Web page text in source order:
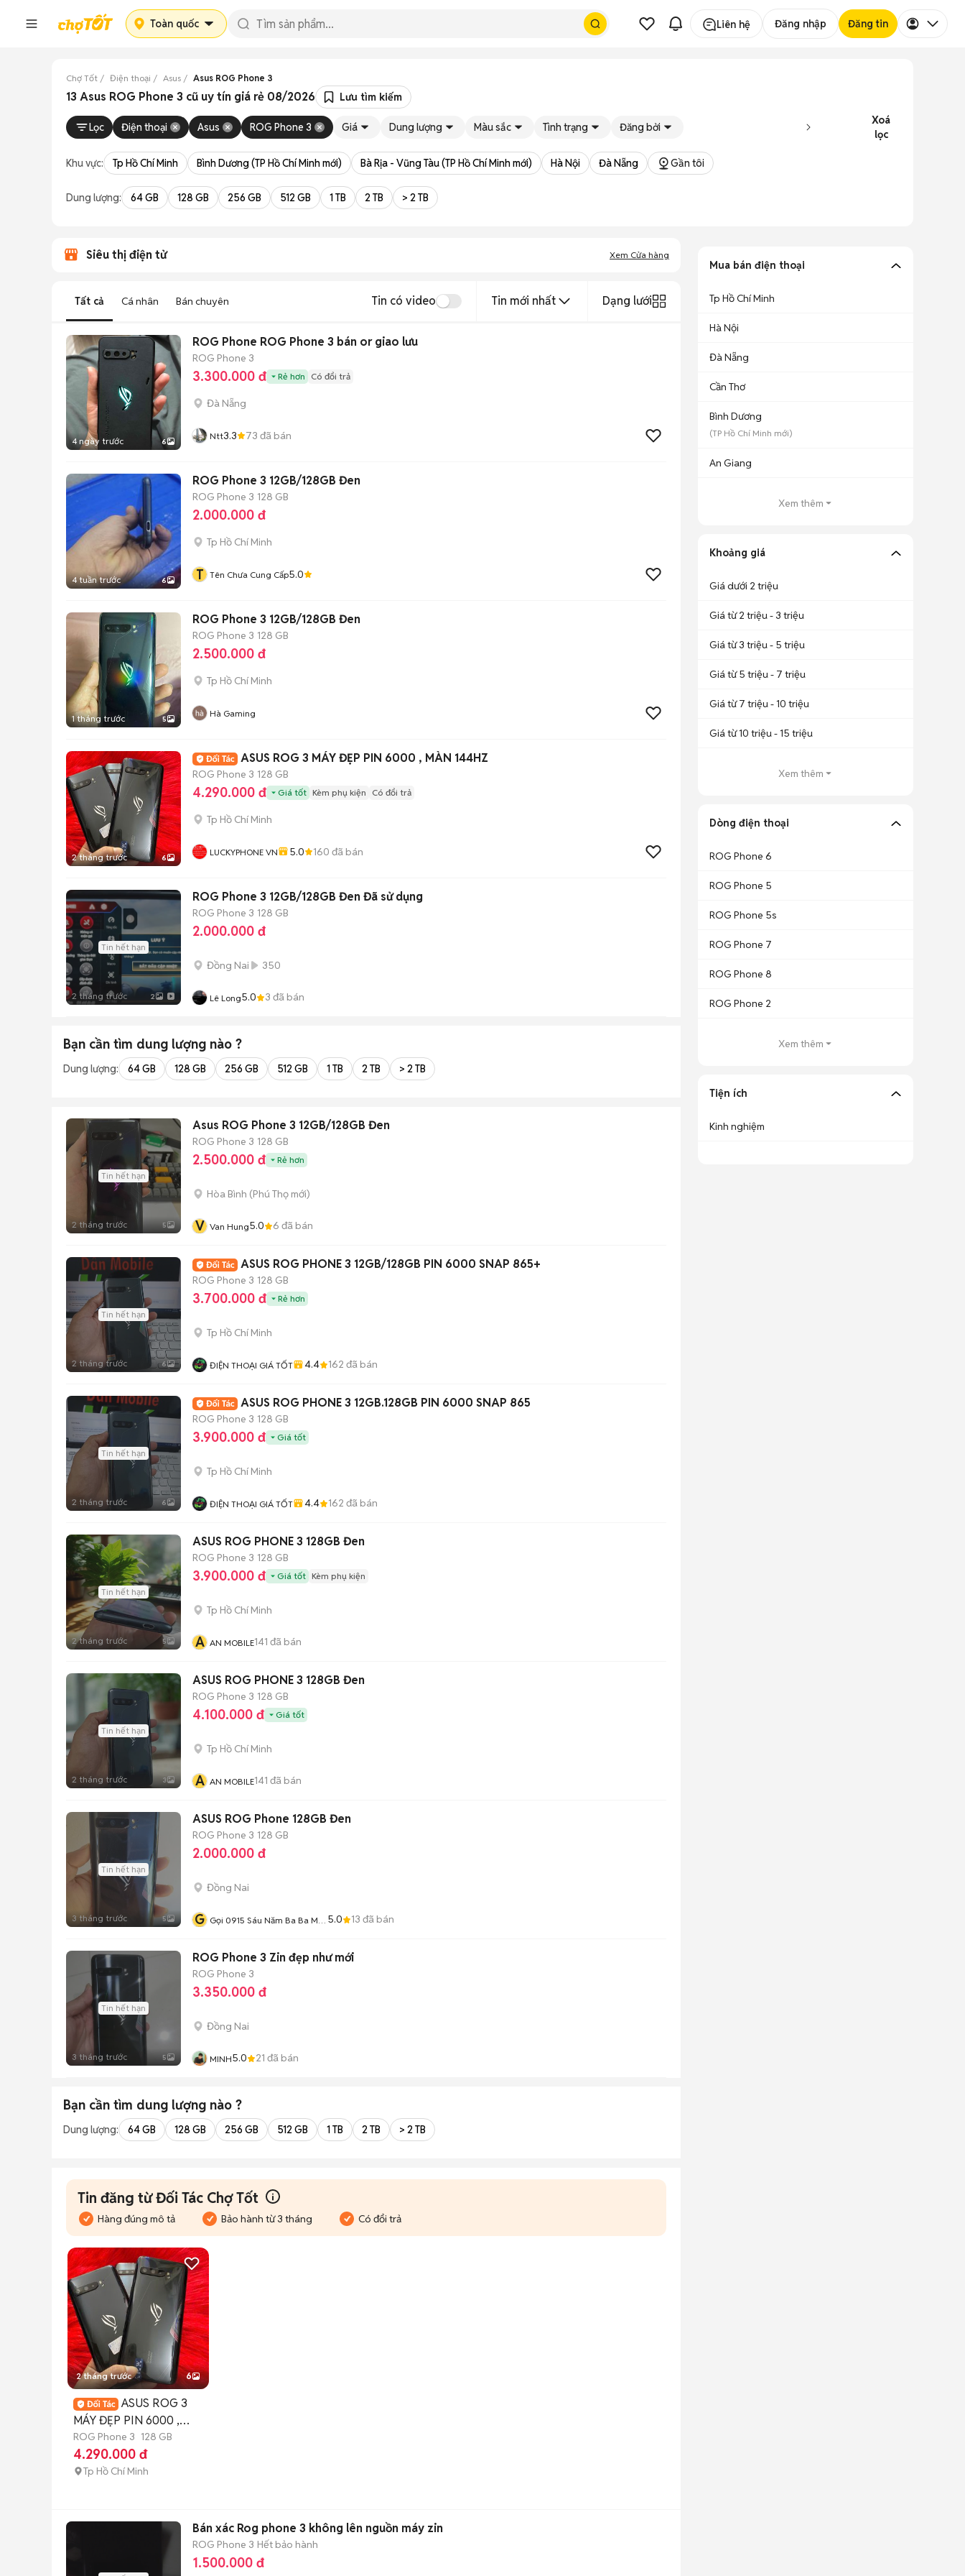
Toàn quốc Liên hệ Đăng nhập Đăng tin
Chợ Tốt Điện thoại Asus Asus ROG Phone 3
13 Asus ROG Phone 3 cũ uy tín giá rẻ 08/2026 Lưu tìm kiếm
Lọc Điện thoại Asus ROG Phone 3 Giá Dung lượng Màu sắc Tình trạng Đăng bởi
Xoá
lọc
Khu vực: Tp Hồ Chí Minh Bình Dương (TP Hồ Chí Minh mới) Bà Rịa - Vũng Tàu (TP Hồ Chí Minh mới) Hà Nội Đà Nẵng Gần tôi
Dung lượng: 64 GB 128 GB 256 GB 512 GB 1 TB 2 TB > 2 TB
Siêu thị điện tử Xem Cửa hàng
Tất cả Cá nhân Bán chuyên Tin có video Tin mới nhất Dạng lưới
4 ngày trước 6
ROG Phone ROG Phone 3 bán or giao lưu
ROG Phone 3
3.300.000 đ Rẻ hơn Có đổi trả
Đà Nẵng
Ntt3.3 73 đã bán
4 tuần trước 6
ROG Phone 3 12GB/128GB Đen
ROG Phone 3 128 GB
2.000.000 đ
Tp Hồ Chí Minh
T Tên Chưa Cung Cấp5.0
1 tháng trước 5
ROG Phone 3 12GB/128GB Đen
ROG Phone 3 128 GB
2.500.000 đ
Tp Hồ Chí Minh
Hà Gaming
2 tháng trước 6
ASUS ROG 3 MÁY ĐẸP PIN 6000 , MÀN 144HZ
ROG Phone 3 128 GB
4.290.000 đ Giá tốt Kèm phụ kiện Có đổi trả
Tp Hồ Chí Minh
LUCKYPHONE VN 5.0 160 đã bán
Tin hết hạn
2 tháng trước 2
ROG Phone 3 12GB/128GB Đen Đã sử dụng
ROG Phone 3 128 GB
2.000.000 đ
Đồng Nai 350
Lê Long5.0 3 đã bán
Bạn cần tìm dung lượng nào ?
Dung lượng: 64 GB 128 GB 256 GB 512 GB 1 TB 2 TB > 2 TB
Tin hết hạn
2 tháng trước 5
Asus ROG Phone 3 12GB/128GB Đen
ROG Phone 3 128 GB
2.500.000 đ Rẻ hơn
Hòa Bình (Phú Thọ mới)
V Van Hung5.0 6 đã bán
Tin hết hạn
2 tháng trước 6
ASUS ROG PHONE 3 12GB/128GB PIN 6000 SNAP 865+
ROG Phone 3 128 GB
3.700.000 đ Rẻ hơn
Tp Hồ Chí Minh
ĐIỆN THOẠI GIÁ TỐT 4.4 162 đã bán
Tin hết hạn
2 tháng trước 6
ASUS ROG PHONE 3 12GB.128GB PIN 6000 SNAP 865
ROG Phone 3 128 GB
3.900.000 đ Giá tốt
Tp Hồ Chí Minh
ĐIỆN THOẠI GIÁ TỐT 4.4 162 đã bán
Tin hết hạn
2 tháng trước 5
ASUS ROG PHONE 3 128GB Đen
ROG Phone 3 128 GB
3.900.000 đ Giá tốt Kèm phụ kiện
Tp Hồ Chí Minh
A AN MOBILE141 đã bán
Tin hết hạn
2 tháng trước 3
ASUS ROG PHONE 3 128GB Đen
ROG Phone 3 128 GB
4.100.000 đ Giá tốt
Tp Hồ Chí Minh
A AN MOBILE141 đã bán
Tin hết hạn
3 tháng trước 5
ASUS ROG Phone 128GB Đen
ROG Phone 3 128 GB
2.000.000 đ
Đồng Nai
G Gọi 0915 Sáu Năm Ba Ba Một
5.0 13 đã bán
Tin hết hạn
3 tháng trước 5
ROG Phone 3 Zin đẹp như mới
ROG Phone 3
3.350.000 đ
Đồng Nai
MINH5.0 21 đã bán
Bạn cần tìm dung lượng nào ?
Dung lượng: 64 GB 128 GB 256 GB 512 GB 1 TB 2 TB > 2 TB
Tin đăng từ Đối Tác Chợ Tốt
Hàng đúng mô tả Bảo hành từ 3 tháng Có đổi trả
2 tháng trước 6
ASUS ROG 3
MÁY ĐẸP PIN 6000 ,
MÀN 144HZ
ROG Phone 3 128 GB
4.290.000 đ
Tp Hồ Chí Minh
Bán xác Rog phone 3 không lên nguồn máy zin
ROG Phone 3 Hết bảo hành
1.500.000 đ
Mua bán điện thoại
Tp Hồ Chí Minh
Hà Nội
Đà Nẵng
Cần Thơ
Bình Dương
(TP Hồ Chí Minh mới)
An Giang
Xem thêm
Khoảng giá
Giá dưới 2 triệu
Giá từ 2 triệu - 3 triệu
Giá từ 3 triệu - 5 triệu
Giá từ 5 triệu - 7 triệu
Giá từ 7 triệu - 10 triệu
Giá từ 10 triệu - 15 triệu
Xem thêm
Dòng điện thoại
ROG Phone 6
ROG Phone 5
ROG Phone 5s
ROG Phone 7
ROG Phone 8
ROG Phone 2
Xem thêm
Tiện ích
Kinh nghiệm